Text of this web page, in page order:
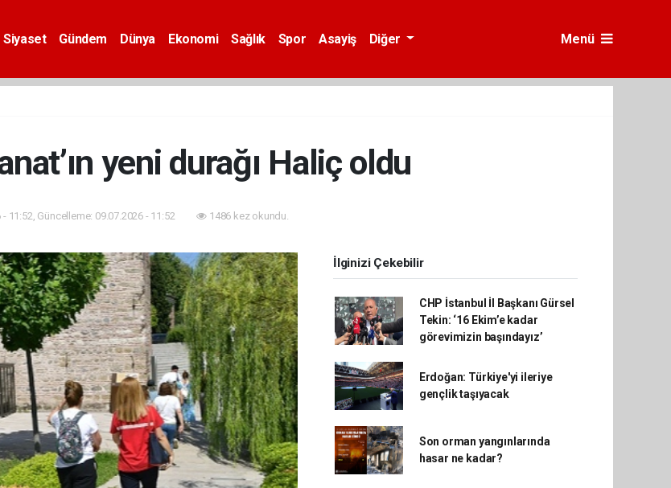
Siyaset Gündem Dünya Ekonomi Sağlık Spor Asayiş Diğer Menü
yeni durağı Haliç oldu
- 11:52, Güncelleme: 09.07.2026 - 11:52 1486 kez okundu.
İlginizi Çekebilir
CHP İstanbul İl Başkanı Gürsel
Tekin: ‘16 Ekim’e kadar
görevimizin başındayız’
Erdoğan: Türkiye'yi ileriye
gençlik taşıyacak
Son orman yangınlarında
hasar ne kadar?